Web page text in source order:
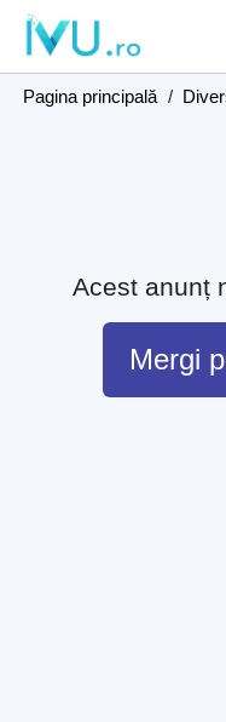
Pagina principală /
Acest anunț
Mergi